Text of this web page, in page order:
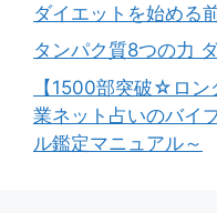
ダイエットを始める
タンパク質8つの力
【1500部突破☆ロン
業ネット占いのバイ
ル鑑定マニュアル～